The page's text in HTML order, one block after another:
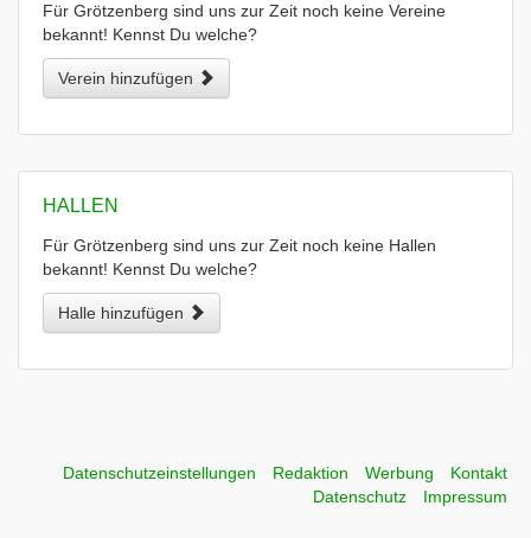
Für Grötzenberg sind uns zur Zeit noch keine Vereine
bekannt! Kennst Du welche?
Verein hinzufügen
HALLEN
Für Grötzenberg sind uns zur Zeit noch keine Hallen
bekannt! Kennst Du welche?
Halle hinzufügen
Datenschutzeinstellungen Redaktion Werbung
Kontakt
Datenschutz
Impressum